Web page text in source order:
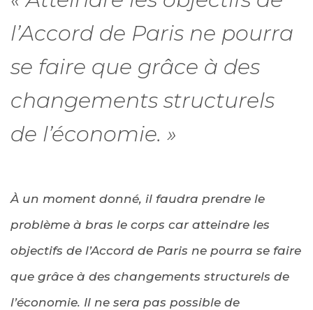
l’Accord de Paris ne pourra
se faire que grâce à des
changements structurels
de l’économie. »
À un moment donné, il faudra prendre le
problème à bras le corps car atteindre les
objectifs de l’Accord de Paris ne pourra se faire
que grâce à des changements structurels de
l’économie. Il ne sera pas possible de